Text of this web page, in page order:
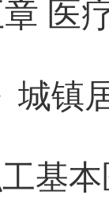
医
城镇
基